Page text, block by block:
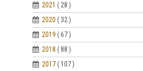
2021 ( 28 )
2020 ( 32 )
2019 ( 67 )
2018 ( 88 )
2017 ( 107 )